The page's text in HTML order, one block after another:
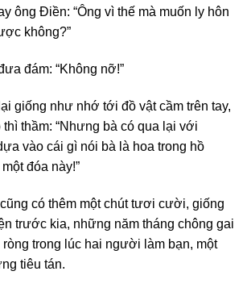
ông Điền: “Ông vì thế mà muốn ly hôn
không?”
đám: “Không nỡ!”
giống như nhớ tới đồ vật cầm trên tay,
thầm: “Nhưng bà có qua lại với
vào cái gì nói bà là hoa trong hồ
đóa này!”
có thêm một chút tươi cười, giống
trước kia, những năm tháng chông gai
ròng trong lúc hai người làm bạn, một
tiêu tán.